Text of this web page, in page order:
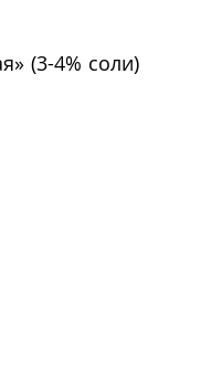
(3-4% соли)